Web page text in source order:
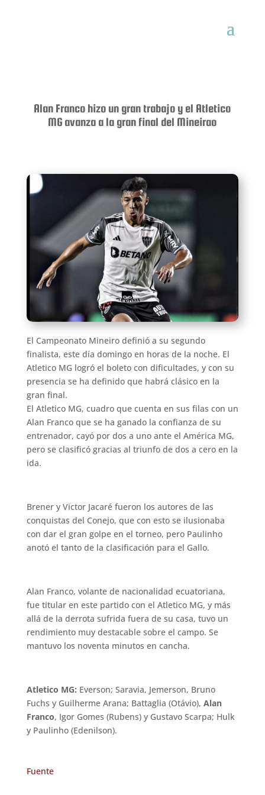
Alan Franco hizo un gran trabajo y el Atletico
MG avanza a la gran final del Mineirao
El Campeonato Mineiro definió a su segundo
finalista, este día domingo en horas de la noche. El
Atletico MG logró el boleto con dificultades, y con su
presencia se ha definido que habrá clásico en la
gran final.
El Atletico MG, cuadro que cuenta en sus filas con un
Alan Franco que se ha ganado la confianza de su
entrenador, cayó por dos a uno ante el América MG,
pero se clasificó gracias al triunfo de dos a cero en la
ida.
Brener y Victor Jacaré fueron los autores de las
conquistas del Conejo, que con esto se ilusionaba
con dar el gran golpe en el torneo, pero Paulinho
anotó el tanto de la clasificación para el Gallo.
Alan Franco, volante de nacionalidad ecuatoriana,
fue titular en este partido con el Atletico MG, y más
allá de la derrota sufrida fuera de su casa, tuvo un
rendimiento muy destacable sobre el campo. Se
mantuvo los noventa minutos en cancha.
Atletico MG: Everson; Saravia, Jemerson, Bruno
Fuchs y Guilherme Arana; Battaglia (Otávio), Alan
Franco, Igor Gomes (Rubens) y Gustavo Scarpa; Hulk
y Paulinho (Edenilson).
Fuente